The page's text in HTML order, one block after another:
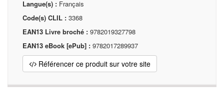
Langue(s) : Français
Code(s) CLIL : 3368
EAN13 Livre broché : 9782019327798
EAN13 eBook [ePub] : 9782017289937
Référencer ce produit sur votre site